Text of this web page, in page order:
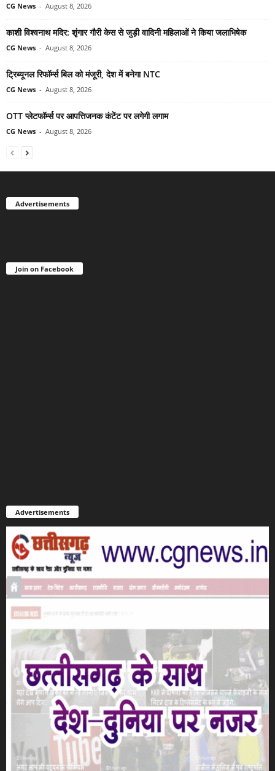
CG News - August 8, 2026
काशी विश्वनाथ मदिर: शृंगार गौरी केस से जुड़ी वादिनी महिलाओं ने किया जलाभिषेक
CG News - August 8, 2026
ट्रिब्यूनल रिफॉर्म्स बिल को मंजूरी, देश में बनेगा NTC
CG News - August 8, 2026
OTT प्लेटफॉर्म्स पर आपत्तिजनक कंटेंट पर लगेगी लगाम
CG News - August 8, 2026
Advertisements
Join on Facebook
Advertisements